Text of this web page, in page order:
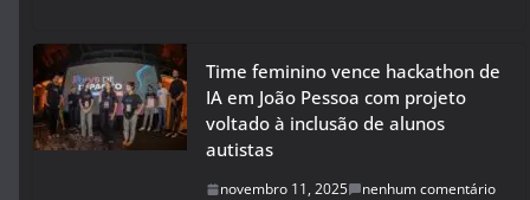
Time feminino vence hackathon de
IA em João Pessoa com projeto
voltado à inclusão de alunos
autistas
novembro 11, 2025 nenhum comentário